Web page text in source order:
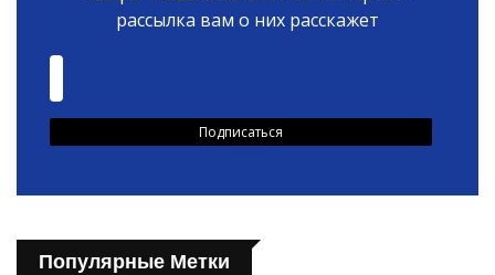
рассылка вам о них расскажет
Популярные Метки